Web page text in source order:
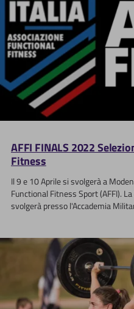
AFFI FINALS 2022
Fitness
Il 9 e 10 Aprile si svolgerà a
Functional Fitness Sport (AFFI).
svolgerà presso l'Accademia